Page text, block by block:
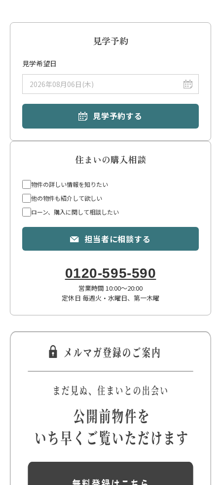
す。
※管理費・修繕積立金は、管理組合の決議等により将来改定される場合が
途発生する場合があります。
※物件購入時には、仲介手数料、登記費用、火災保険料、ローン事務手数
料、印紙税等の「諸費用」が別途必要です。
※住宅ローン控除や各種給付金、不動産取得税等の減税措置については、個
別の条件により適用可否が異なります。詳細は担当者にご確認ください。
見学予約
見学希望日
見学予約する
住まいの購入相談
物件の詳しい情報を知りたい
他の物件も紹介して欲しい
ローン、購入に関して相談したい
担当者に相談する
0120-595-590
営業時間 10:00〜20:00
定休日 毎週火・水曜日、第一木曜